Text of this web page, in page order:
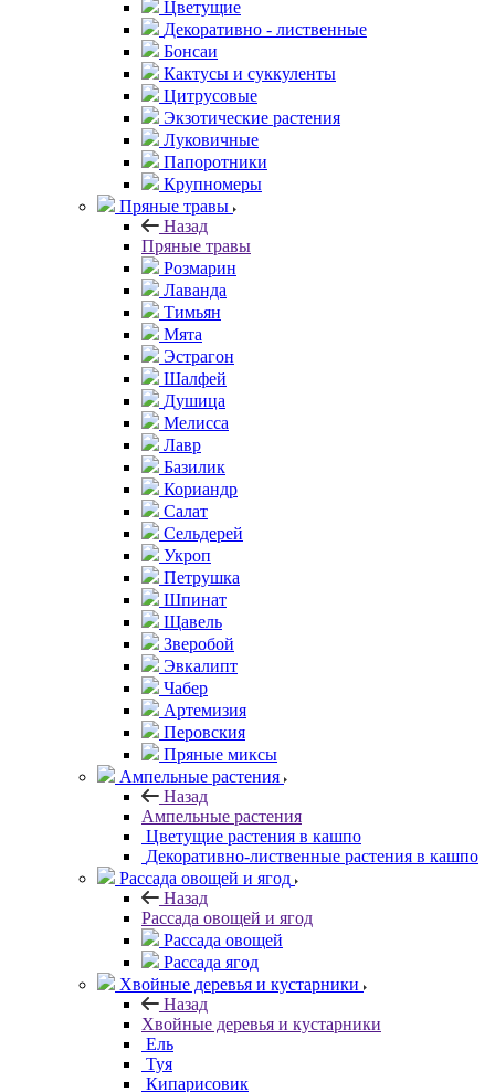
Цветущие
Декоративно - лиственные
Бонсаи
Кактусы и суккуленты
Цитрусовые
Экзотические растения
Луковичные
Папоротники
Крупномеры
Пряные травы
Назад
Пряные травы
Розмарин
Лаванда
Тимьян
Мята
Эстрагон
Шалфей
Душица
Мелисса
Лавр
Базилик
Кориандр
Салат
Сельдерей
Укроп
Петрушка
Шпинат
Щавель
Зверобой
Эвкалипт
Чабер
Артемизия
Перовския
Пряные миксы
Ампельные растения
Назад
Ампельные растения
Цветущие растения в кашпо
Декоративно-лиственные растения в кашпо
Рассада овощей и ягод
Назад
Рассада овощей и ягод
Рассада овощей
Рассада ягод
Хвойные деревья и кустарники
Назад
Хвойные деревья и кустарники
Ель
Туя
Кипарисовик